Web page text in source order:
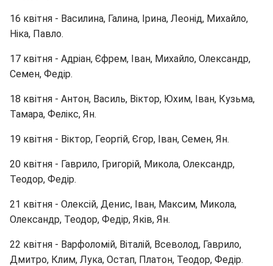
16 квітня - Василина, Галина, Ірина, Леонід, Михайло,
Ніка, Павло.
17 квітня - Адріан, Єфрем, Іван, Михайло, Олександр,
Семен, Федір.
18 квітня - Антон, Василь, Віктор, Юхим, Іван, Кузьма,
Тамара, Фелікс, Ян.
19 квітня - Віктор, Георгій, Єгор, Іван, Семен, Ян.
20 квітня - Гаврило, Григорій, Микола, Олександр,
Теодор, Федір.
21 квітня - Олексій, Денис, Іван, Максим, Микола,
Олександр, Теодор, Федір, Яків, Ян.
22 квітня - Варфоломій, Віталій, Всеволод, Гаврило,
Дмитро, Клим, Лука, Остап, Платон, Теодор, Федір.